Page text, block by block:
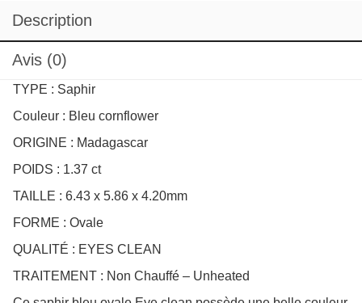
Avis (0)
TYPE : Saphir
Couleur : Bleu cornflower
ORIGINE : Madagascar
POIDS : 1.37 ct
TAILLE : 6.43 x 5.86 x 4.20mm
FORME : Ovale
QUALITÉ : EYES CLEAN
TRAITEMENT : Non Chauffé – Unheated
Ce saphir bleu ovale Eye clean possède une belle couleur
bleu lumineuse et éclatante.